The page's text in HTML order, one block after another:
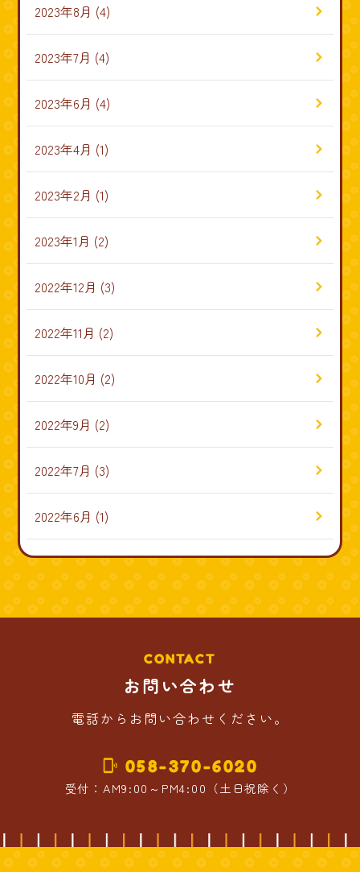
2023年8月 (4)
2023年7月 (4)
2023年6月 (4)
2023年4月 (1)
2023年2月 (1)
2023年1月 (2)
2022年12月 (3)
2022年11月 (2)
2022年10月 (2)
2022年9月 (2)
2022年7月 (3)
2022年6月 (1)
CONTACT
お問い合わせ
電話からお問い合わせください。
phonelink_ring 058-370-6020
受付：AM9:00～PM4:00（土日祝除く）